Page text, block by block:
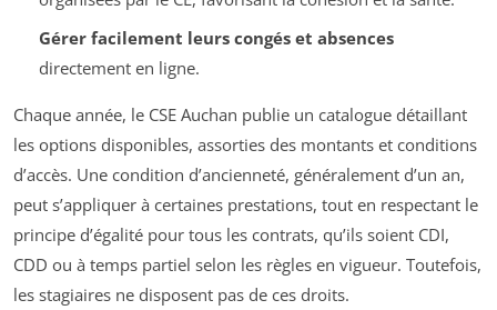
Gérer facilement leurs congés et absences
directement en ligne.
Chaque année, le CSE Auchan publie un catalogue détaillant
les options disponibles, assorties des montants et conditions
d’accès. Une condition d’ancienneté, généralement d’un an,
peut s’appliquer à certaines prestations, tout en respectant le
principe d’égalité pour tous les contrats, qu’ils soient CDI,
CDD ou à temps partiel selon les règles en vigueur. Toutefois,
les stagiaires ne disposent pas de ces droits.